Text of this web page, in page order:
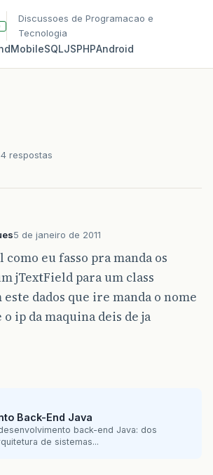
Discussoes de Programacao e
Tecnologia
MobileSQLJSPHPAndroid
4 respostas
5 de janeiro de 2011
como eu fasso pra manda os
jTextField para um class
este dados que ire manda o nome
o ip da maquina deis de ja
Back-End Java
back-end Java: dos
de sistemas...